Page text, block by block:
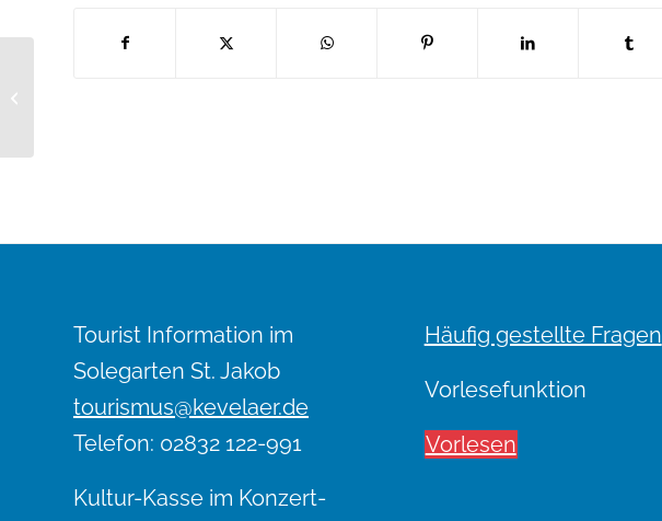
Tourist Information im
Solegarten St. Jakob
tourismus@kevelaer.de
Telefon: 02832 122-991
Kultur-Kasse im Konzert-
Häufig gestellte Fragen
Vorlesefunktion
Vorlesen